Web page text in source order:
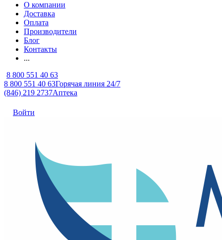
О компании
Доставка
Оплата
Производители
Блог
Контакты
...
8 800 551 40 63
8 800 551 40 63Горячая линия 24/7
(846) 219 2737Аптека
Войти